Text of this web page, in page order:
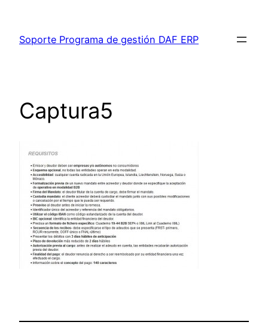
contenido
Soporte Programa de gestión DAF ERP
Captura5